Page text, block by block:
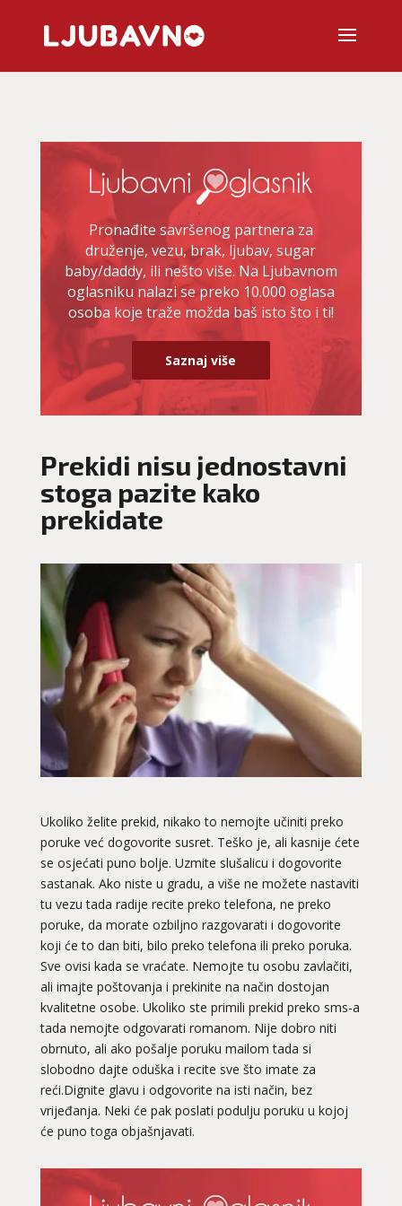
Pronađite savršenog partnera za
druženje, vezu, brak, ljubav, sugar
baby/daddy, ili nešto više. Na Ljubavnom
oglasniku nalazi se preko 10.000 oglasa
osoba koje traže možda baš isto što i ti!
Saznaj više
Prekidi nisu jednostavni
stoga pazite kako
prekidate
Ukoliko želite prekid, nikako to nemojte učiniti preko
poruke već dogovorite susret. Teško je, ali kasnije ćete
se osjećati puno bolje. Uzmite slušalicu i dogovorite
sastanak. Ako niste u gradu, a više ne možete nastaviti
tu vezu tada radije recite preko telefona, ne preko
poruke, da morate ozbiljno razgovarati i dogovorite
koji će to dan biti, bilo preko telefona ili preko poruka.
Sve ovisi kada se vraćate. Nemojte tu osobu zavlačiti,
ali imajte poštovanja i prekinite na način dostojan
kvalitetne osobe. Ukoliko ste primili prekid preko sms-a
tada nemojte odgovarati romanom. Nije dobro niti
obrnuto, ali ako pošalje poruku mailom tada si
slobodno dajte oduška i recite sve što imate za
reći.Dignite glavu i odgovorite na isti način, bez
vrijeđanja. Neki će pak poslati podulju poruku u kojoj
će puno toga objašnjavati.